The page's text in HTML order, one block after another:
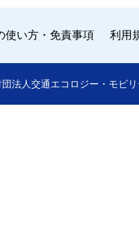
使い方・免責事項 利用
法人交通エコロジー・モビリ